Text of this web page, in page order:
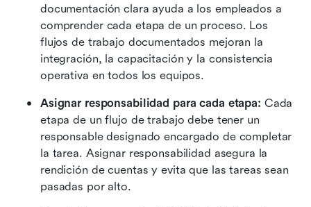
documentación clara ayuda a los empleados a
comprender cada etapa de un proceso. Los
flujos de trabajo documentados mejoran la
integración, la capacitación y la consistencia
operativa en todos los equipos.
Asignar responsabilidad para cada etapa: Cada
etapa de un flujo de trabajo debe tener un
responsable designado encargado de completar
la tarea. Asignar responsabilidad asegura la
rendición de cuentas y evita que las tareas sean
pasadas por alto.